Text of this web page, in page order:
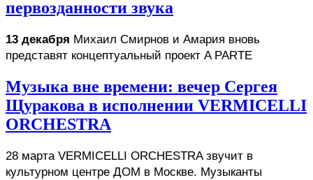
первозданности звука
13 декабря Михаил Смирнов и Амария вновь
представят концептуальный проект A PARTE
Музыка вне времени: вечер Сергея
Щуракова в исполнении VERMICELLI
ORCHESTRA
28 марта VERMICELLI ORCHESTRA звучит в
культурном центре ДОМ в Москве. Музыканты